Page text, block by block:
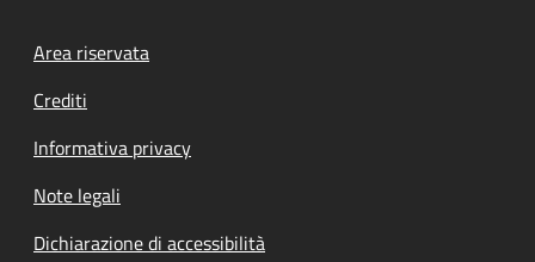
Footer menu
Area riservata
Crediti
Informativa privacy
Note legali
Dichiarazione di accessibilità